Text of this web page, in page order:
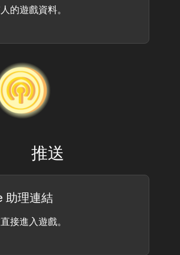
的遊戲資料。
推送
助理連結
接進入遊戲。